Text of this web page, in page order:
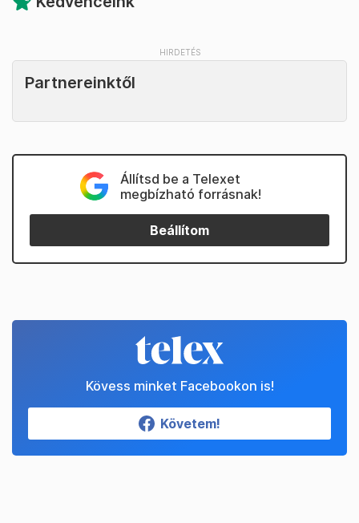
Partnereinktől
Állítsd be a Telexet
megbízható forrásnak!
Beállítom
Kövess minket Facebookon is!
Követem!